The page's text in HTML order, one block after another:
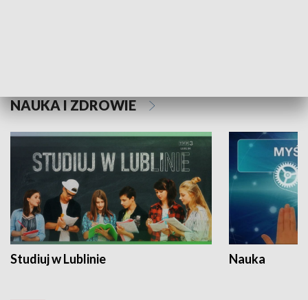
NAUKA I ZDROWIE
Studiuj w Lublinie Nauka